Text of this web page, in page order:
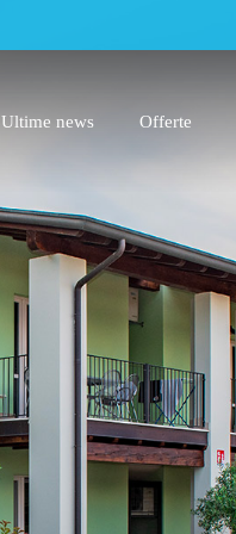
Ultime news Offerte